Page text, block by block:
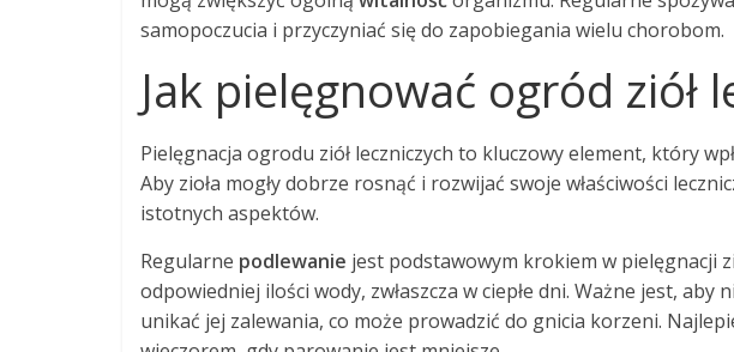
samopoczucia i przyczyniać się do zapobiegania wielu chorobom.
Jak pielęgnować ogród ziół
Pielęgnacja ogrodu ziół leczniczych to kluczowy element, który
Aby zioła mogły dobrze rosnąć i rozwijać swoje właściwości
istotnych aspektów.
Regularne podlewanie jest podstawowym krokiem w pielęgnacji
odpowiedniej ilości wody, zwłaszcza w ciepłe dni. Ważne jest,
unikać jej zalewania, co może prowadzić do gnicia korzeni.